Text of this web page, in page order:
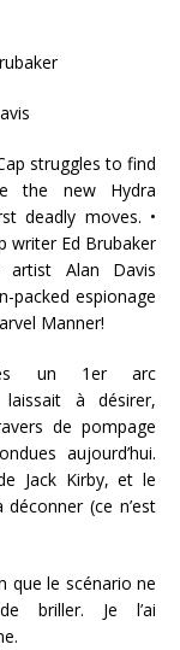
struggles to find
the new Hydra
deadly moves. •
writer Ed Brubaker
artist Alan Davis
packed espionage
Manner!
un 1er arc
à désirer,
de pompage
aujourd’hui.
Jack Kirby, et le
(ce n’est
que le scénario ne
briller. Je l’ai